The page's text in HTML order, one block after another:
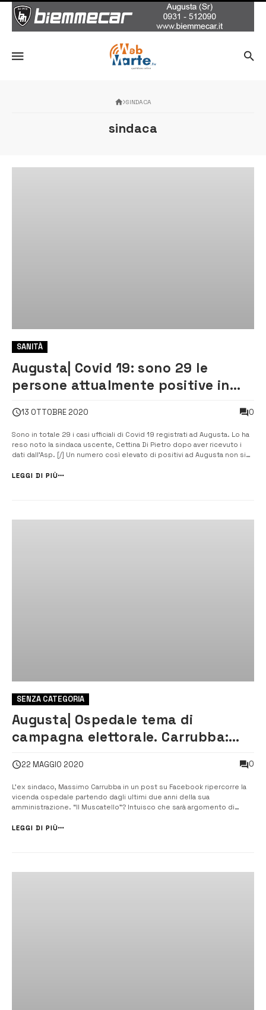
SINDACA
sindaca
SANITÀ
Augusta| Covid 19: sono 29 le
persone attualmente positive in
13 OTTOBRE 2020 0
Sono in totale 29 i casi ufficiali di Covid 19 registrati ad Augusta. Lo ha
reso noto la sindaca uscente, Cettina Di Pietro dopo aver ricevuto i
dati dall’Asp. [/] Un numero così elevato di positivi ad Augusta non si
persone affette da […]
LEGGI DI PIÙ
SENZA CATEGORIA
Augusta| Ospedale tema di
campagna elettorale. Carrubba:
22 MAGGIO 2020 0
L’ex sindaco, Massimo Carrubba in un post su Facebook ripercorre la
vicenda ospedale partendo dagli ultimi due anni della sua
amministrazione. “Il Muscatello”? Intuisco che sarà argomento di
ad Augusta ed oggi si mostra critico nei confronti dei vertici Asp,
LEGGI DI PIÙ